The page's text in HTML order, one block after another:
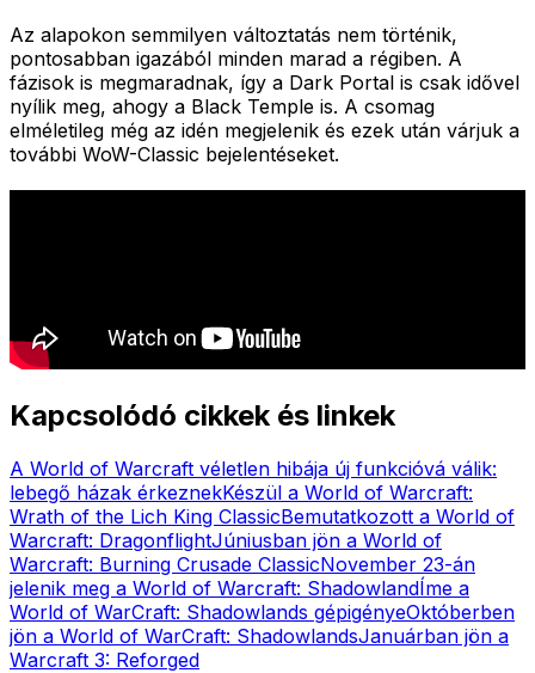
Az alapokon semmilyen változtatás nem történik,
pontosabban igazából minden marad a régiben. A
fázisok is megmaradnak, így a Dark Portal is csak idővel
nyílik meg, ahogy a Black Temple is. A csomag
elméletileg még az idén megjelenik és ezek után várjuk a
további WoW-Classic bejelentéseket.
Kapcsolódó cikkek és linkek
A World of Warcraft véletlen hibája új funkcióvá válik:
lebegő házak érkeznekKészül a World of Warcraft:
Wrath of the Lich King ClassicBemutatkozott a World of
Warcraft: DragonflightJúniusban jön a World of
Warcraft: Burning Crusade ClassicNovember 23-án
jelenik meg a World of Warcraft: ShadowlandÍme a
World of WarCraft: Shadowlands gépigényeOktóberben
jön a World of WarCraft: ShadowlandsJanuárban jön a
Warcraft 3: Reforged